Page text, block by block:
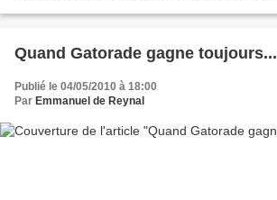
Quand Gatorade gagne toujours...
Publié le 04/05/2010 à 18:00
Par Emmanuel de Reynal